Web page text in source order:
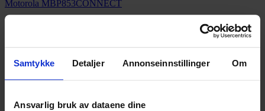
Samtykke Detaljer Annonseinnstillinger Om
Ansvarlig bruk av dataene dine
Motorola MBP853CONNECT